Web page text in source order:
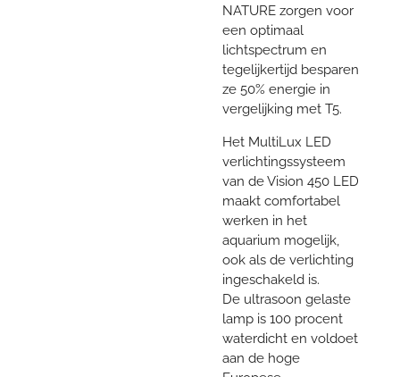
NATURE zorgen voor
een optimaal
lichtspectrum en
tegelijkertijd besparen
ze 50% energie in
vergelijking met T5.
Het MultiLux LED
verlichtingssysteem
van de Vision 450 LED
maakt comfortabel
werken in het
aquarium mogelijk,
ook als de verlichting
ingeschakeld is.
De ultrasoon gelaste
lamp is 100 procent
waterdicht en voldoet
aan de hoge